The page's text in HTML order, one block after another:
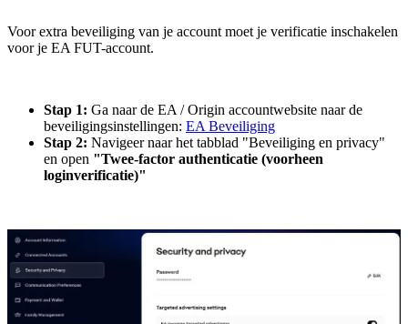
Voor extra beveiliging van je account moet je verificatie inschakelen
voor je EA FUT-account.
Stap 1: Ga naar de EA / Origin accountwebsite naar de
beveiligingsinstellingen: EA Beveiliging
Stap 2: Navigeer naar het tabblad "Beveiliging en privacy"
en open "Twee-factor authenticatie (voorheen
loginverificatie)"